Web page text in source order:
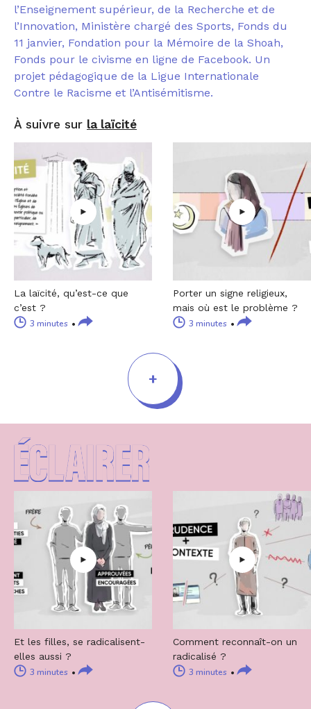
l’Enseignement supérieur, de la Recherche et de
l’Innovation, Ministère chargé des Sports, Fonds du
11 janvier, Fondation pour la Mémoire de la Shoah,
Fonds pour le civisme en ligne de Facebook. Un
projet pédagogique de la Ligue Internationale
Contre le Racisme et l’Antisémitisme.
À suivre sur la laïcité
La laïcité, qu’est-ce que
c’est ?
3 minutes
Porter un signe religieux,
mais où est le problème ?
3 minutes
+
Et les filles, se radicalisent-
elles aussi ?
3 minutes
Comment reconnaît-on un
radicalisé ?
3 minutes